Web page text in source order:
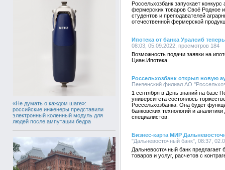
«Не думать о каждом шаге»:
российские инженеры представили
электронный коленный модуль для
людей после ампутации бедра
Россельхозбанк запускает
фермерских товаров Своё Родное
студентов и преподавателей
отечественной фермерской
Ипотека от банка Уралсиб
08:03, 05.09.2022, просмотров 184
Возможность подачи заявки на
Циан.Ипотека.
Россельхозбанк открыл новую
Пензенский филиал АО
1 сентября в День знаний на базе
университета состоялось
Россельхозбанка. Она будет
банковских технологий и
специалистов.
Бизнес-карта МИР
"Дальневосточный банк", 08:37,
Дальневосточный банк
товаров и услуг, расчетов с